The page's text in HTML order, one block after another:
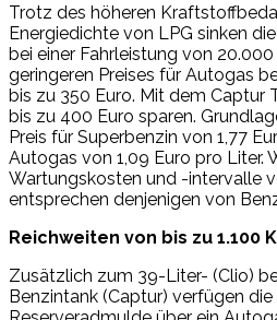
Trotz des höheren
Energiedichte von LPG sinken
bei einer Fahrleistung von
geringeren Preises für Autogas
bis zu 350 Euro. Mit dem Captur
bis zu 400 Euro sparen.
Preis für Superbenzin von 1,77
Autogas von 1,09 Euro pro Liter.
Wartungskosten und -intervalle
entsprechen denjenigen von
Reichweiten von bis zu 1.100
Zusätzlich zum 39-Liter- (Clio)
Benzintank (Captur) verfügen